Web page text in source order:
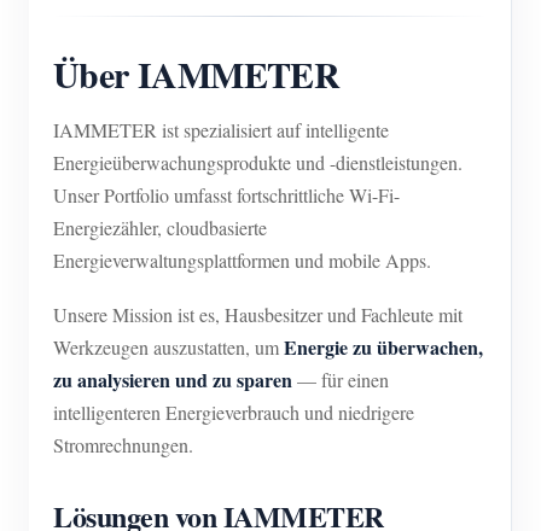
Über IAMMETER
IAMMETER ist spezialisiert auf intelligente
Energieüberwachungsprodukte und -dienstleistungen.
Unser Portfolio umfasst fortschrittliche Wi-Fi-
Energiezähler, cloudbasierte
Energieverwaltungsplattformen und mobile Apps.
Unsere Mission ist es, Hausbesitzer und Fachleute mit
Werkzeugen auszustatten, umEnergie zu überwachen,
zu analysieren und zu sparen— für einen
intelligenteren Energieverbrauch und niedrigere
Stromrechnungen.
Lösungen von IAMMETER